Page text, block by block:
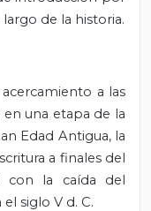
de la historia.
a las
una etapa de la
Edad Antigua, la
a finales del
con la caída del
siglo V d. C.